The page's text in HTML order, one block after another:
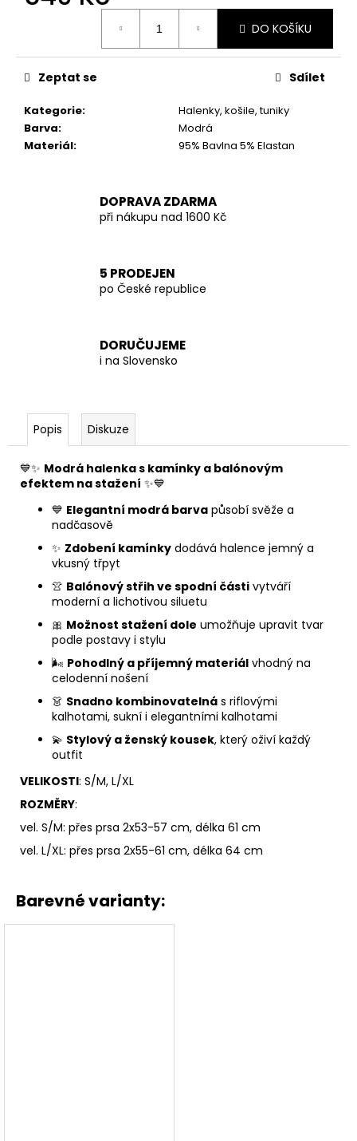
DO KOŠÍKU
Kategorie:
Halenky, košile, tuniky
Barva:
Modrá
Materiál: 95% Bavlna 5% Elastan
Zeptat se Sdílet
DOPRAVA ZDARMA
při nákupu nad 1600 Kč
5 PRODEJEN
po České republice
DORUČUJEME
i na Slovensko
Popis Diskuze
💙✨ Modrá halenka s kamínky a balónovým
efektem na stažení ✨💙
💙 Elegantní modrá barva působí svěže a
nadčasově
✨ Zdobení kamínky dodává halence jemný a
vkusný třpyt
👚 Balónový střih ve spodní části vytváří
moderní a lichotivou siluetu
🎀 Možnost stažení dole umožňuje upravit tvar
podle postavy i stylu
🌬️ Pohodlný a příjemný materiál vhodný na
celodenní nošení
👗 Snadno kombinovatelná s riflovými
kalhotami, sukní i elegantními kalhotami
💫 Stylový a ženský kousek, který oživí každý
outfit
VELIKOSTI: S/M, L/XL
ROZMĚRY:
vel. S/M: přes prsa 2x53-57 cm, délka 61 cm
vel. L/XL: přes prsa 2x55-61 cm, délka 64 cm
Barevné varianty:
VEL.
1
899
Kč